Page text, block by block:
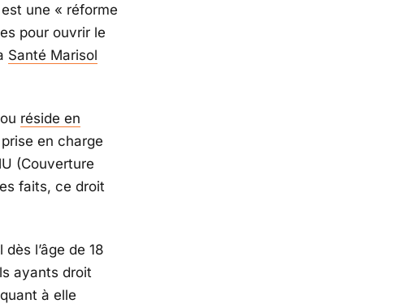
une « réforme
pour ouvrir le
Santé Marisol
réside en
en charge
(Couverture
faits, ce droit
l’âge de 18
ayants droit
à elle